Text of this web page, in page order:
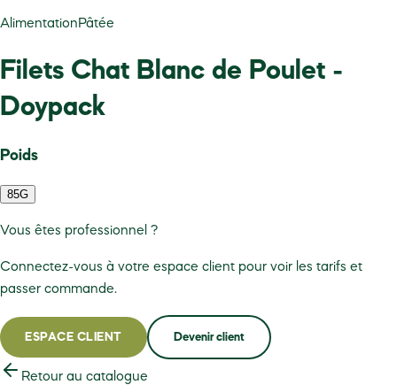
AlimentationPâtée
Filets Chat Blanc de Poulet -
Doypack
Poids
85G
Vous êtes professionnel ?
Connectez-vous à votre espace client pour voir les tarifs et
passer commande.
ESPACE CLIENT Devenir client
Retour au catalogue